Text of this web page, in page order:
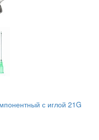
с иглой 21G